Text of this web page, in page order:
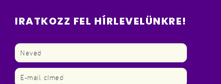
IRATKOZZ FEL HÍRLEVELÜNKRE!